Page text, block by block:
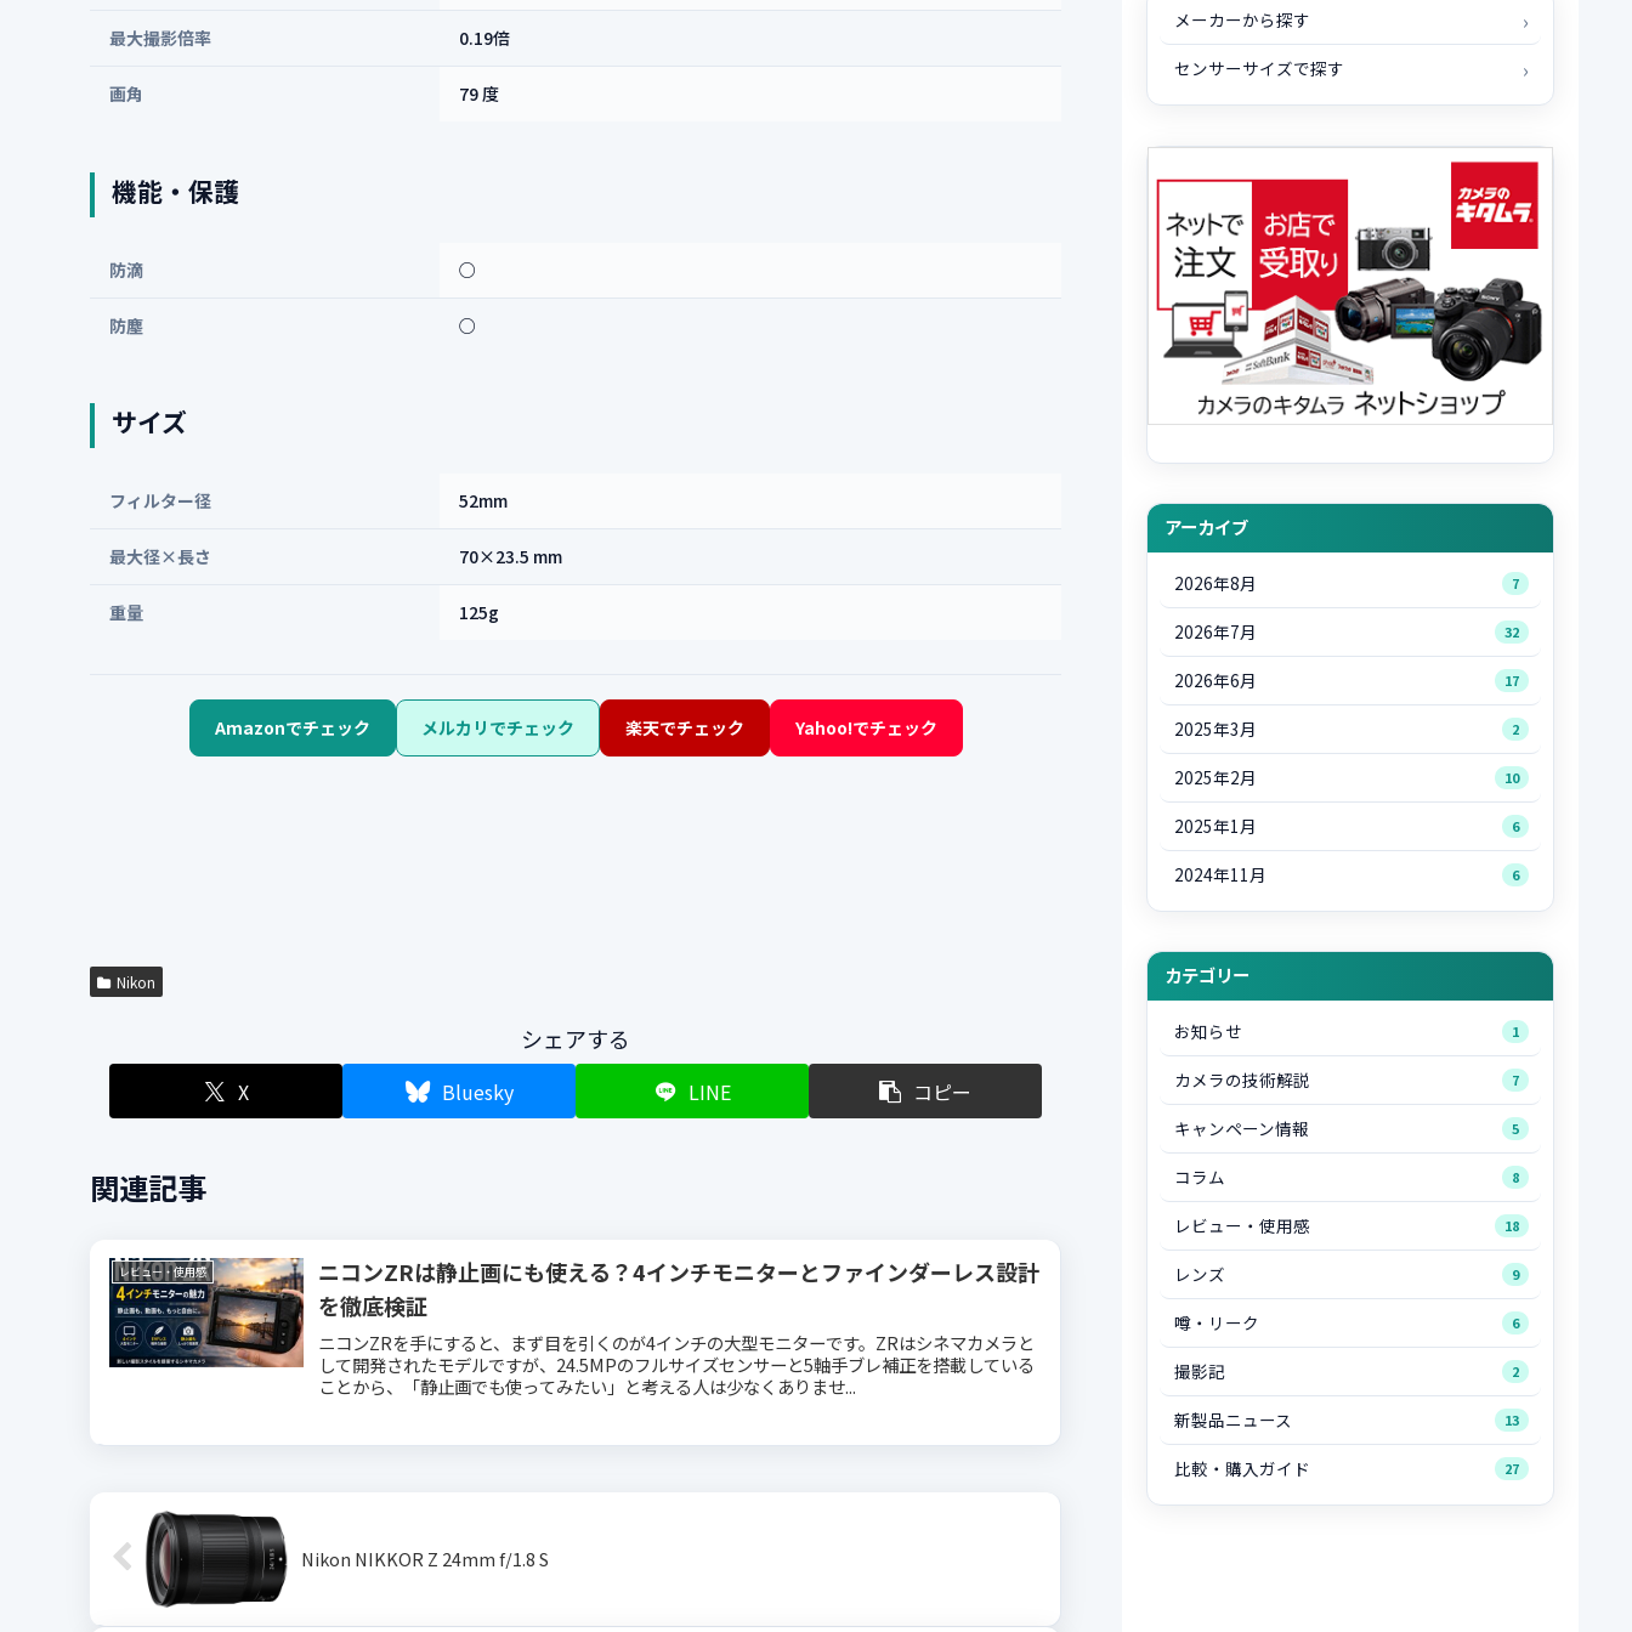
最大撮影倍率 0.19倍
画角 79 度
機能・保護
防滴 ○
防塵 ○
サイズ
フィルター径 52mm
最大径×長さ 70×23.5 mm
重量 125g
Amazonでチェック メルカリでチェック 楽天でチェック Yahoo!でチェック
Nikon
シェアする
X Bluesky LINE コピー
関連記事
レビュー・使用感
ニコンZRは静止画にも使える？4インチモニターとファインダーレス設計
を徹底検証
ニコンZRを手にすると、まず目を引くのが4インチの大型モニターです。ZRはシネマカメラと
して開発されたモデルですが、24.5MPのフルサイズセンサーと5軸手ブレ補正を搭載している
ことから、「静止画でも使ってみたい」と考える人は少なくありませ...
Nikon NIKKOR Z 24mm f/1.8 S
メーカーから探す
センサーサイズで探す
アーカイブ
2026年8月 7
2026年7月 32
2026年6月 17
2025年3月 2
2025年2月 10
2025年1月 6
2024年11月 6
カテゴリー
お知らせ 1
カメラの技術解説 7
キャンペーン情報 5
コラム 8
レビュー・使用感 18
レンズ 9
噂・リーク 6
撮影記 2
新製品ニュース 13
比較・購入ガイド 27